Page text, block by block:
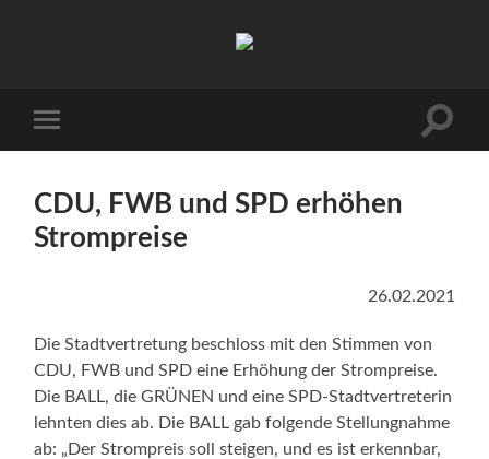
Menü
CDU, FWB und SPD erhöhen
Strompreise
26.02.2021
Die Stadtvertretung beschloss mit den Stimmen von
CDU, FWB und SPD eine Erhöhung der Strompreise.
Die BALL, die GRÜNEN und eine SPD-Stadtvertreterin
lehnten dies ab. Die BALL gab folgende Stellungnahme
ab: „Der Strompreis soll steigen, und es ist erkennbar,